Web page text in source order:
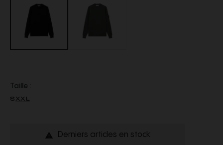
Taille :
SXXL
 Derniers articles en stock